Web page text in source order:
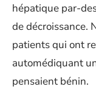
hépatique par-
de décroissance.
patients qui ont
automédiquant
pensaient bénin.